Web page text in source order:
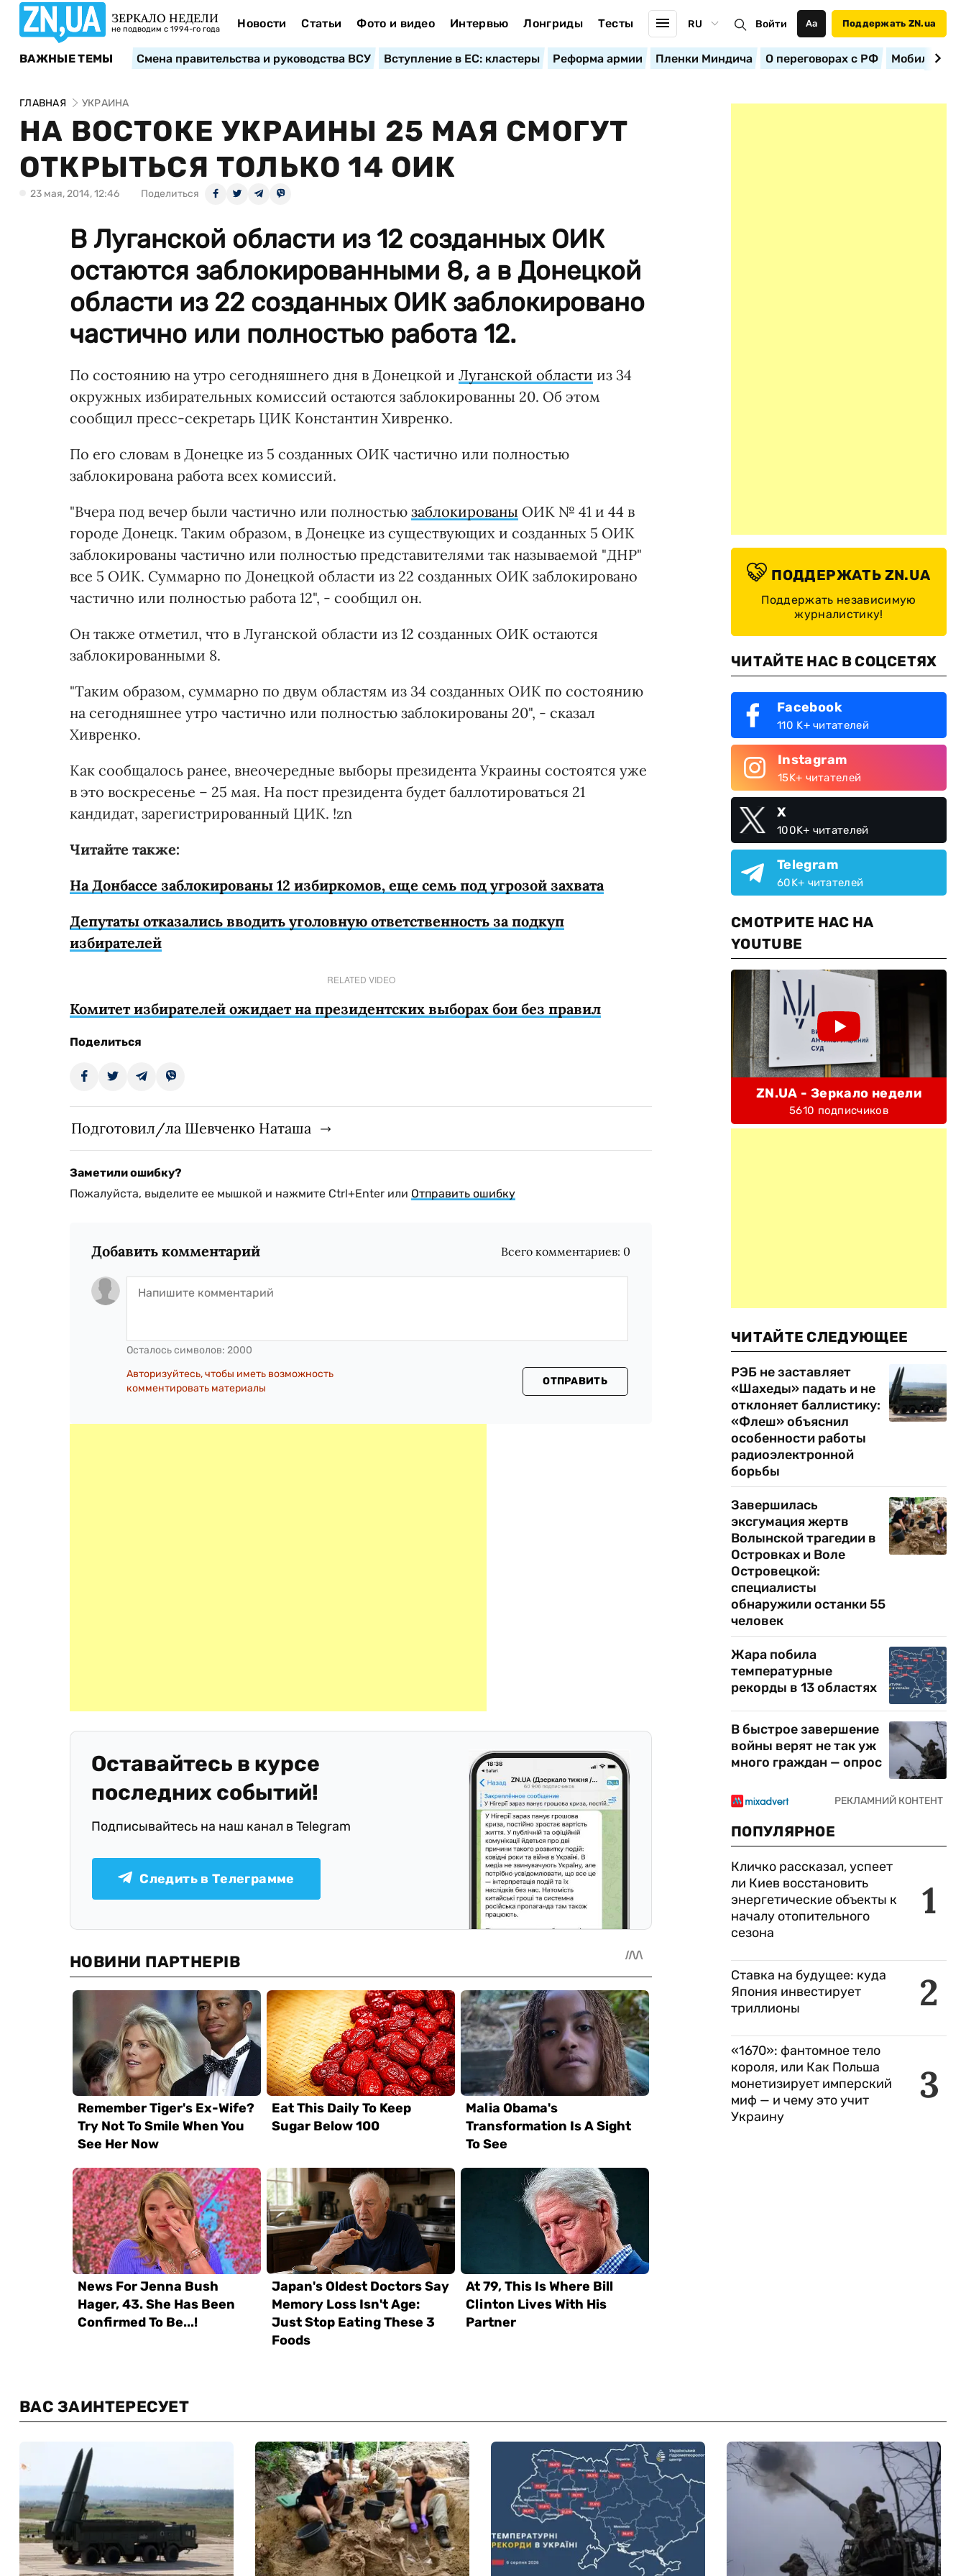
ЗЕРКАЛО НЕДЕЛИ
не подводим с 1994-го года Новости Статьи Фото и видео Интервью Лонгриды Тесты RU Войти Аа Поддержать ZN.ua
ВАЖНЫЕ ТЕМЫ Смена правительства и руководства ВСУ Вступление в ЕС: кластеры Реформа армии Пленки Миндича О переговорах с РФ
ГЛАВНАЯ УКРАИНА
НА ВОСТОКЕ УКРАИНЫ 25 МАЯ СМОГУТ
ОТКРЫТЬСЯ ТОЛЬКО 14 ОИК
23 мая, 2014, 12:46 Поделиться
В Луганской области из 12 созданных ОИК
остаются заблокированными 8, а в Донецкой
области из 22 созданных ОИК заблокировано
частично или полностью работа 12.
По состоянию на утро сегодняшнего дня в Донецкой и Луганской области из 34
окружных избирательных комиссий остаются заблокированны 20. Об этом
сообщил пресс-секретарь ЦИК Константин Хивренко.
По его словам в Донецке из 5 созданных ОИК частично или полностью
заблокирована работа всех комиссий.
"Вчера под вечер были частично или полностью заблокированы ОИК № 41 и 44 в
городе Донецк. Таким образом, в Донецке из существующих и созданных 5 ОИК
заблокированы частично или полностью представителями так называемой "ДНР"
все 5 ОИК. Суммарно по Донецкой области из 22 созданных ОИК заблокировано
частично или полностью работа 12", - сообщил он.
Он также отметил, что в Луганской области из 12 созданных ОИК остаются
заблокированными 8.
"Таким образом, суммарно по двум областям из 34 созданных ОИК по состоянию
на сегодняшнее утро частично или полностью заблокированы 20", - сказал
Хивренко.
Как сообщалось ранее, внеочередные выборы президента Украины состоятся уже
в это воскресенье – 25 мая. На пост президента будет баллотироваться 21
кандидат, зарегистрированный ЦИК. !zn
Читайте также:
На Донбассе заблокированы 12 избиркомов, еще семь под угрозой захвата
Депутаты отказались вводить уголовную ответственность за подкуп
избирателей
RELATED VIDEO
Комитет избирателей ожидает на президентских выборах бои без правил
Поделиться
Подготовил/ла Шевченко Наташа
Заметили ошибку?
Пожалуйста, выделите ее мышкой и нажмите Ctrl+Enter или Отправить ошибку
Добавить комментарий Всего комментариев: 0
Осталось символов: 2000
Авторизуйтесь, чтобы иметь возможность
комментировать материалы
ОТПРАВИТЬ
Оставайтесь в курсе
последних событий!
Подписывайтесь на наш канал в Telegram
Следить в Телеграмме
ПОДДЕРЖАТЬ ZN.UA
Поддержать независимую
журналистику!
ЧИТАЙТЕ НАС В СОЦСЕТЯХ
Facebook
110 K+ читателей
Instagram
15K+ читателей
X
100K+ читателей
Telegram
60K+ читателей
СМОТРИТЕ НАС НА
YOUTUBE
ZN.UA - Зеркало недели
5610 подписчиков
ЧИТАЙТЕ СЛЕДУЮЩЕЕ
РЭБ не заставляет
«Шахеды» падать и не
отклоняет баллистику:
«Флеш» объяснил
особенности работы
радиоэлектронной
борьбы
Завершилась
эксгумация жертв
Волынской трагедии в
Островках и Воле
Островецкой:
специалисты
обнаружили останки 55
человек
Жара побила
температурные
рекорды в 13 областях
В быстрое завершение
войны верят не так уж
много граждан — опрос
ПОПУЛЯРНОЕ
1
Кличко рассказал, успеет
ли Киев восстановить
энергетические объекты к
началу отопительного
сезона
2
Ставка на будущее: куда
Япония инвестирует
триллионы
3
«1670»: фантомное тело
короля, или Как Польша
монетизирует имперский
миф — и чему это учит
Украину
ВАС ЗАИНТЕРЕСУЕТ